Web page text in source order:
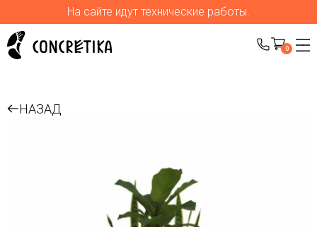
На сайте идут технические работы.
0
НАЗАД